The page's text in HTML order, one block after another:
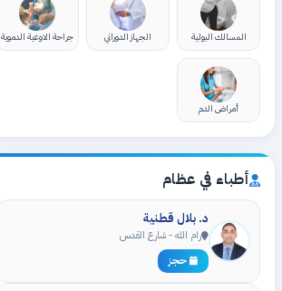
المسالك البولية الجهاز الدوراني جراحة الاوعية الدموية
أمراض الدم
أطباء في عظام
د. بلال قطنية
رام الله - شارع القدس
حجز